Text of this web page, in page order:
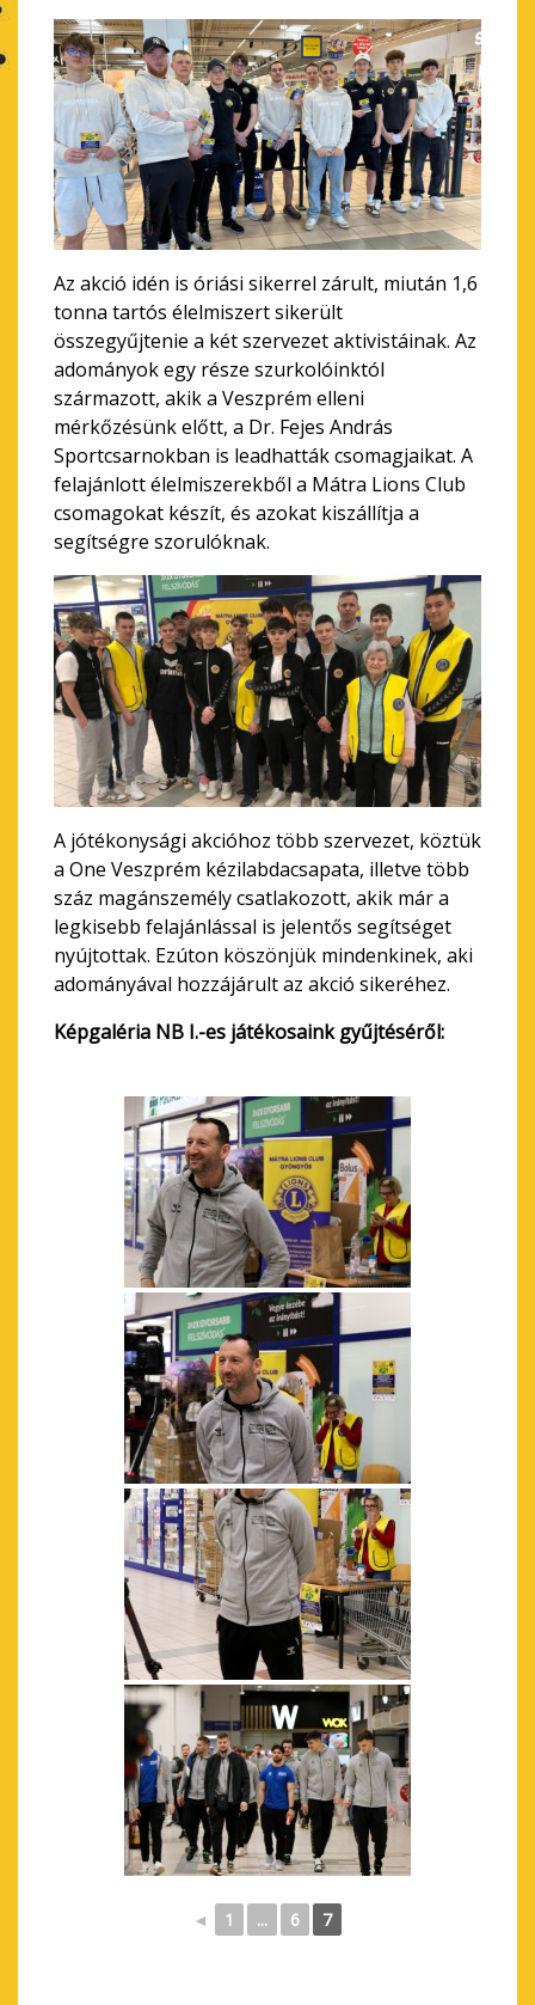
Az akció idén is óriási sikerrel zárult, miután 1,6
tonna tartós élelmiszert sikerült
összegyűjtenie a két szervezet aktivistáinak. Az
adományok egy része szurkolóinktól
származott, akik a Veszprém elleni
mérkőzésünk előtt, a Dr. Fejes András
Sportcsarnokban is leadhatták csomagjaikat. A
felajánlott élelmiszerekből a Mátra Lions Club
csomagokat készít, és azokat kiszállítja a
segítségre szorulóknak.
A jótékonysági akcióhoz több szervezet, köztük
a One Veszprém kézilabdacsapata, illetve több
száz magánszemély csatlakozott, akik már a
legkisebb felajánlással is jelentős segítséget
nyújtottak. Ezúton köszönjük mindenkinek, aki
adományával hozzájárult az akció sikeréhez.
Képgaléria NB I.-es játékosaink gyűjtéséről:
◄ 1 ... 6 7